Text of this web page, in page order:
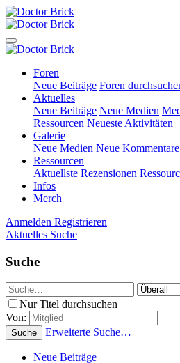
Foren
Neue Beiträge Foren
Aktuelles
Neue Beiträge Neue Medien
Ressourcen Neueste Aktivitäten
Galerie
Neue Medien Neue Kommentare
Ressourcen
Aktuellste Rezensionen
Infos
Merch
Anmelden Registrieren
Aktuelles Suche
Suche
Nur Titel durchsuchen
Von:
Suche Erweiterte Suche…
Neue Beiträge